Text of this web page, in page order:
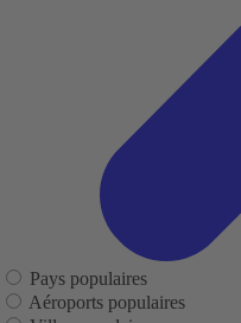
Pays populaires
Aéroports populaires